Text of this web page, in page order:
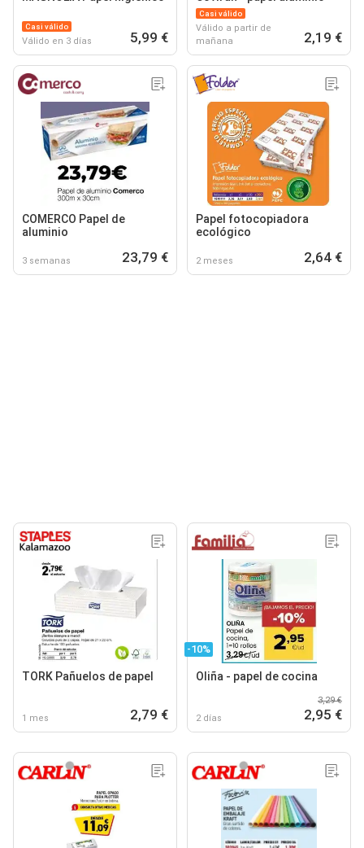
Casi válido
Válido en 3 días 5,99 €
Casi válido
Válido a partir de
mañana
2,19 €
COMERCO Papel de
aluminio
3 semanas 23,79 €
Papel fotocopiadora
ecológico
2 meses 2,64 €
TORK Pañuelos de papel
1 mes 2,79 €
-10%
Oliña - papel de cocina
2 días
3,29 €
2,95 €